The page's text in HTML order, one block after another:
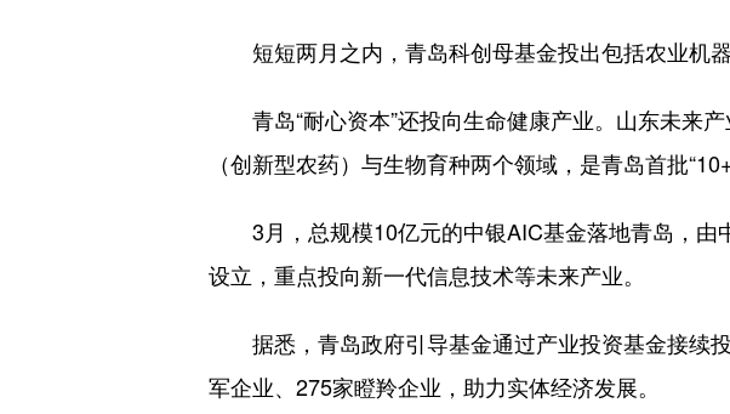
短短两月之内，青岛科创母基金投出包括农业机器
青岛“耐心资本”还投向生命健康产业。山东未来
（创新型农药）与生物育种两个领域，是青岛首批
3月，总规模10亿元的中银AIC基金落地青岛，由
设立，重点投向新一代信息技术等未来产业。
据悉，青岛政府引导基金通过产业投资基金接续
军企业、275家瞪羚企业，助力实体经济发展。